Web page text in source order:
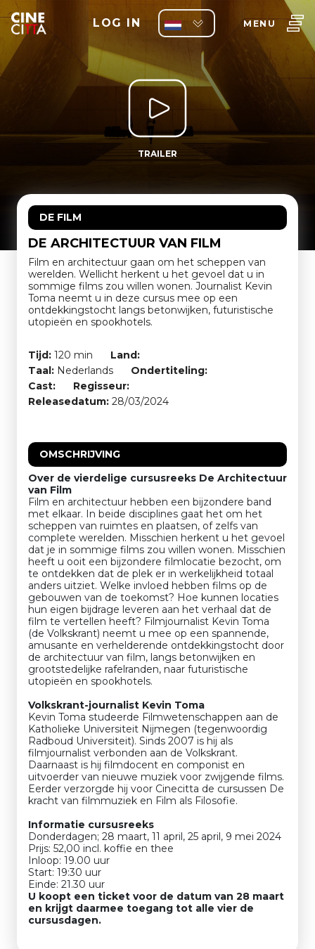
LOG IN MENU
TRAILER
DE FILM
DE ARCHITECTUUR VAN FILM
Film en architectuur gaan om het scheppen van
werelden. Wellicht herkent u het gevoel dat u in
sommige films zou willen wonen. Journalist Kevin
Toma neemt u in deze cursus mee op een
ontdekkingstocht langs betonwijken, futuristische
utopieën en spookhotels.
Tijd: 120 min
Land:
Taal: Nederlands
Ondertiteling:
Cast:
Regisseur:
Releasedatum: 28/03/2024
OMSCHRIJVING
Over de vierdelige cursusreeks De Architectuur
van Film
Film en architectuur hebben een bijzondere band
met elkaar. In beide disciplines gaat het om het
scheppen van ruimtes en plaatsen, of zelfs van
complete werelden. Misschien herkent u het gevoel
dat je in sommige films zou willen wonen. Misschien
heeft u ooit een bijzondere filmlocatie bezocht, om
te ontdekken dat de plek er in werkelijkheid totaal
anders uitziet. Welke invloed hebben films op de
gebouwen van de toekomst? Hoe kunnen locaties
hun eigen bijdrage leveren aan het verhaal dat de
film te vertellen heeft? Filmjournalist Kevin Toma
(de Volkskrant) neemt u mee op een spannende,
amusante en verhelderende ontdekkingstocht door
de architectuur van film, langs betonwijken en
grootstedelijke rafelranden, naar futuristische
utopieën en spookhotels.
Volkskrant-journalist Kevin Toma
Kevin Toma studeerde Filmwetenschappen aan de
Katholieke Universiteit Nijmegen (tegenwoordig
Radboud Universiteit). Sinds 2007 is hij als
filmjournalist verbonden aan de Volkskrant.
Daarnaast is hij filmdocent en componist en
uitvoerder van nieuwe muziek voor zwijgende films.
Eerder verzorgde hij voor Cinecitta de cursussen De
kracht van filmmuziek en Film als Filosofie.
Informatie cursusreeks
Donderdagen; 28 maart, 11 april, 25 april, 9 mei 2024
Prijs: 52,00 incl. koffie en thee
Inloop: 19.00 uur
Start: 19:30 uur
Einde: 21.30 uur
U koopt een ticket voor de datum van 28 maart
en krijgt daarmee toegang tot alle vier de
cursusdagen.